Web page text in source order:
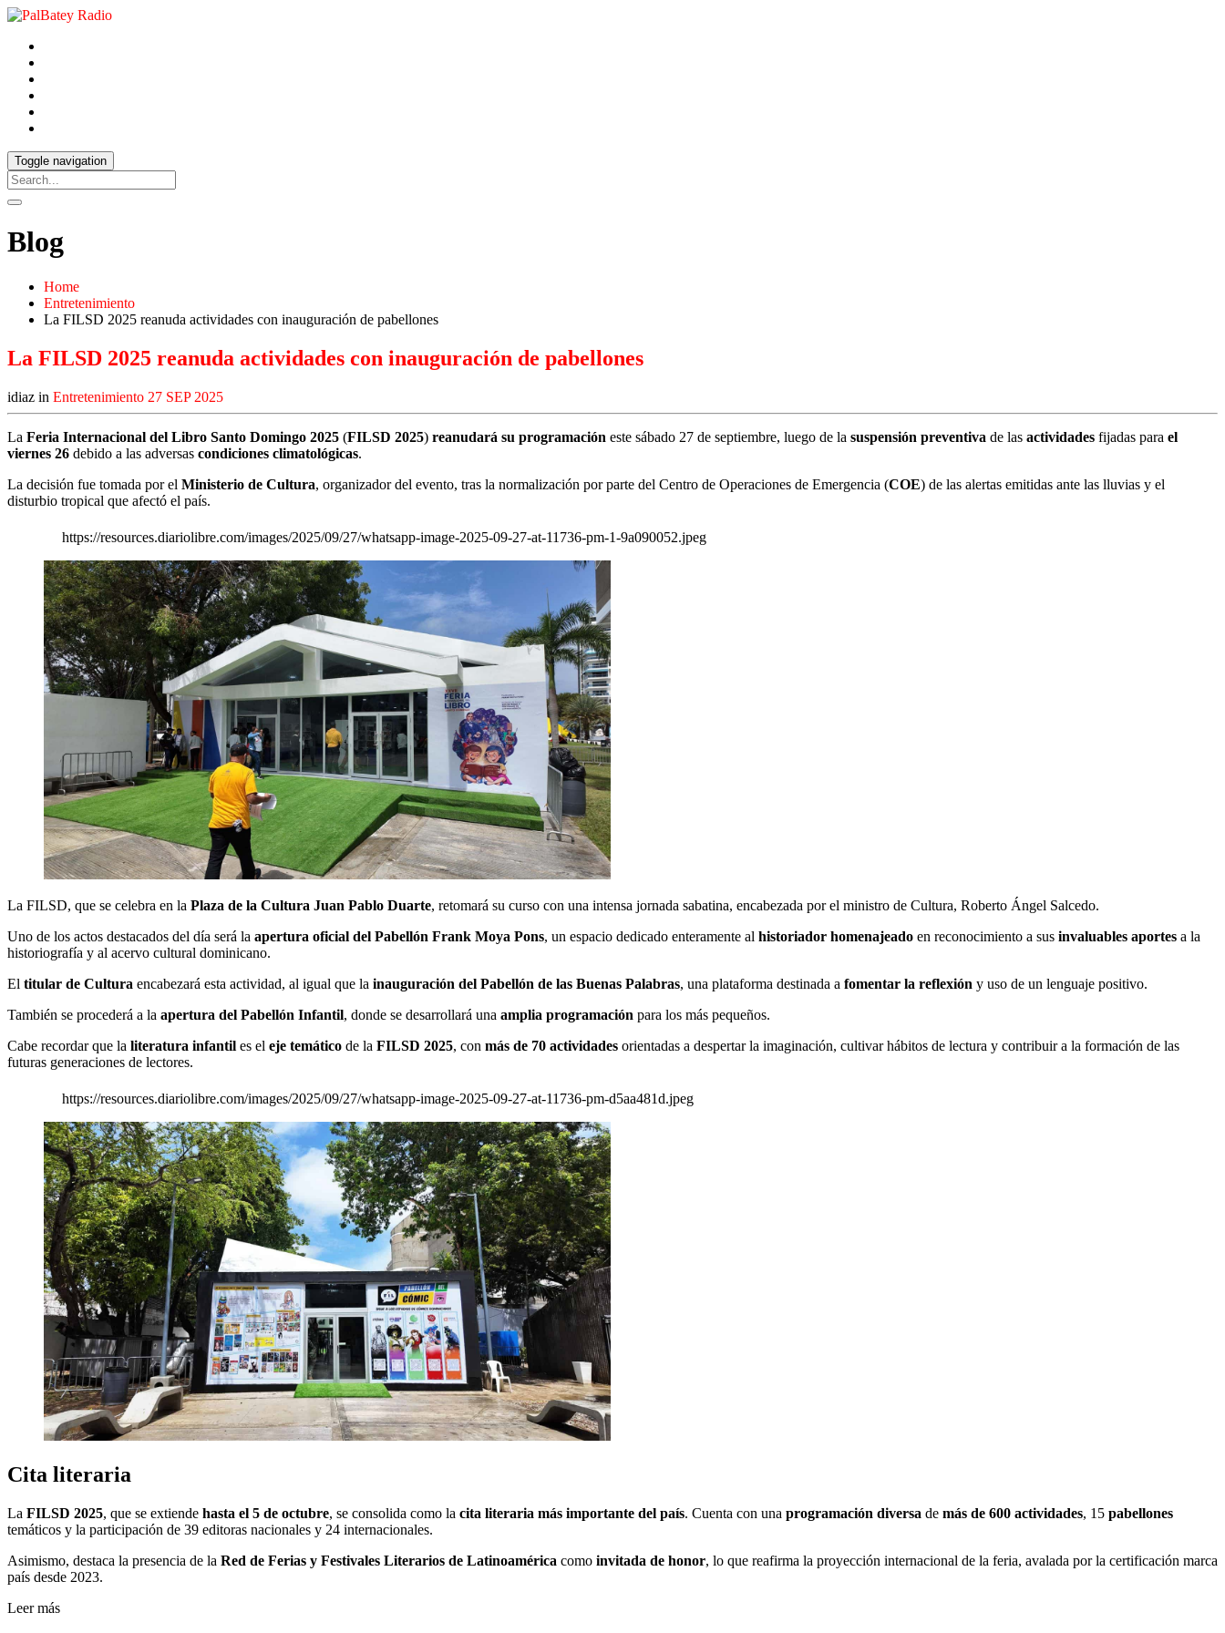
Toggle navigation
Blog
Home
Entretenimiento
La FILSD 2025 reanuda actividades con inauguración de pabellones
La FILSD 2025 reanuda actividades con inauguración de pabellones
idiaz in Entretenimiento 27 SEP 2025
La Feria Internacional del Libro Santo Domingo 2025 (FILSD 2025) reanudará su programación este sábado 27 de septiembre, luego de la suspensión preventiva de las actividades fijadas para el
viernes 26 debido a las adversas condiciones climatológicas.
La decisión fue tomada por el Ministerio de Cultura, organizador del evento, tras la normalización por parte del Centro de Operaciones de Emergencia (COE) de las alertas emitidas ante las lluvias y el
disturbio tropical que afectó el país.
https://resources.diariolibre.com/images/2025/09/27/whatsapp-image-2025-09-27-at-11736-pm-1-9a090052.jpeg
La FILSD, que se celebra en la Plaza de la Cultura Juan Pablo Duarte, retomará su curso con una intensa jornada sabatina, encabezada por el ministro de Cultura, Roberto Ángel Salcedo.
Uno de los actos destacados del día será la apertura oficial del Pabellón Frank Moya Pons, un espacio dedicado enteramente al historiador homenajeado en reconocimiento a sus invaluables aportes a la
historiografía y al acervo cultural dominicano.
El titular de Cultura encabezará esta actividad, al igual que la inauguración del Pabellón de las Buenas Palabras, una plataforma destinada a fomentar la reflexión y uso de un lenguaje positivo.
También se procederá a la apertura del Pabellón Infantil, donde se desarrollará una amplia programación para los más pequeños.
Cabe recordar que la literatura infantil es el eje temático de la FILSD 2025, con más de 70 actividades orientadas a despertar la imaginación, cultivar hábitos de lectura y contribuir a la formación de las
futuras generaciones de lectores.
https://resources.diariolibre.com/images/2025/09/27/whatsapp-image-2025-09-27-at-11736-pm-d5aa481d.jpeg
Cita literaria
La FILSD 2025, que se extiende hasta el 5 de octubre, se consolida como la cita literaria más importante del país. Cuenta con una programación diversa de más de 600 actividades, 15 pabellones
temáticos y la participación de 39 editoras nacionales y 24 internacionales.
Asimismo, destaca la presencia de la Red de Ferias y Festivales Literarios de Latinoamérica como invitada de honor, lo que reafirma la proyección internacional de la feria, avalada por la certificación marca
país desde 2023.
Leer más